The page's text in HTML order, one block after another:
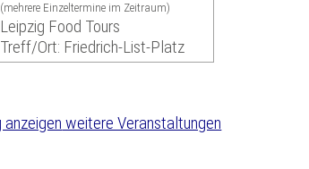
(mehrere Einzeltermine im Zeitraum)
Leipzig Food Tours
Treff/Ort: Friedrich-List-Platz
weitere Veranstaltungen